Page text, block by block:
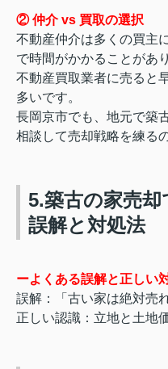
② 仲介 vs 買取の選択
不動産仲介は多くの買主
で時間がかかることがあ
不動産買取業者に売ると
多いです。
長岡京市でも、地元で築
相談して売却戦略を練る
5.築古の家売却
誤解と対処法
ーよくある誤解と正しい
誤解：「古い家は絶対売
正しい認識：立地と土地